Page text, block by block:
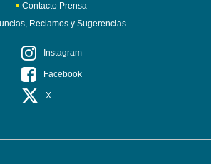
Contacto Prensa
Reclamos y Sugerencias
Instagram
Facebook
X